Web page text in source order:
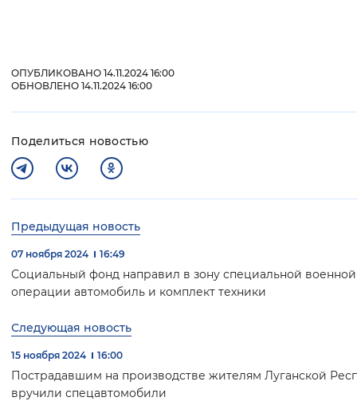
ОПУБЛИКОВАНО 14.11.2024 16:00
ОБНОВЛЕНО 14.11.2024 16:00
Поделиться новостью
Предыдущая новость
07 ноября 2024 16:49
Социальный фонд направил в зону специальной военной
операции автомобиль и комплект техники
Следующая новость
15 ноября 2024 16:00
Пострадавшим на производстве жителям Луганской
вручили спецавтомобили